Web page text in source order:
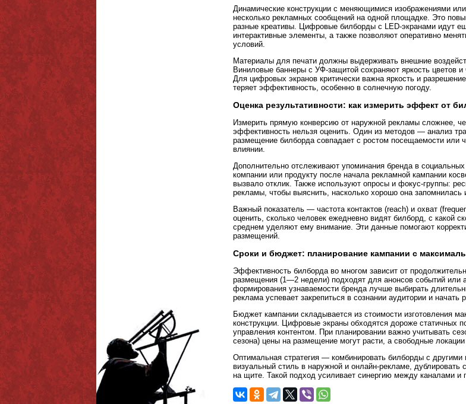
Динамические конструкции с меняющимися изображениями
несколько рекламных сообщений на одной площадке. Это
разные креативы. Цифровые билборды с LED-экранами идут
интерактивные элементы, а также позволяют оперативно
условий.
Материалы для печати должны выдерживать внешние
Виниловые баннеры с УФ-защитой сохраняют яркость цветов и
Для цифровых экранов критически важна яркость и
теряет эффективность, особенно в солнечную погоду.
Оценка результативности: как измерить эффект от
Измерить прямую конверсию от наружной рекламы сложнее,
эффективность нельзя оценить. Один из методов — анализ
размещение билборда совпадает с ростом посещаемости или
влиянии.
Дополнительно отслеживают упоминания бренда в
компании или продукту после начала рекламной кампании
вызвало отклик. Также используют опросы и фокус-группы:
рекламы, чтобы выяснить, насколько хорошо она запомнилась
Важный показатель — частота контактов (reach) и охват
оценить, сколько человек ежедневно видят билборд, с какой
среднем уделяют ему внимание. Эти данные помогают
размещений.
Сроки и бюджет: планирование кампании с
Эффективность билборда во многом зависит от
размещения (1—2 недели) подходят для анонсов событий
формирования узнаваемости бренда лучше выбирать
реклама успевает закрепиться в сознании аудитории и начать
Бюджет кампании складывается из стоимости изготовления
конструкции. Цифровые экраны обходятся дороже статичных
управления контентом. При планировании важно учитывать
сезона) цены на размещение могут расти, а свободные
Оптимальная стратегия — комбинировать билборды с
визуальный стиль в наружной и онлайн-рекламе, дублировать
на щите. Такой подход усиливает синергию между каналами и